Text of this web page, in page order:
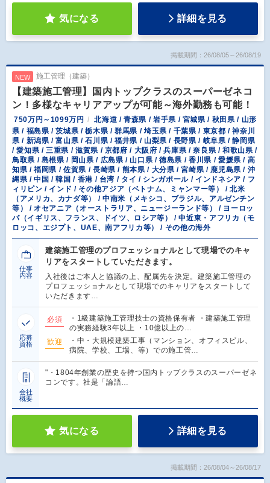
気になる 詳細を見る
掲載期間：26/08/05～26/08/19
NEW 施工管理（建築）
【建築施工管理】国内トップクラスのスーパーゼネコ
ン！多様なキャリアアップが可能～海外勤務も可能！
750万円～1099万円
北海道 / 青森県 / 岩手県 / 宮城県 / 秋田県 / 山形
県 / 福島県 / 茨城県 / 栃木県 / 群馬県 / 埼玉県 / 千葉県 / 東京都 / 神奈川
県 / 新潟県 / 富山県 / 石川県 / 福井県 / 山梨県 / 長野県 / 岐阜県 / 静岡県
/ 愛知県 / 三重県 / 滋賀県 / 京都府 / 大阪府 / 兵庫県 / 奈良県 / 和歌山県 /
鳥取県 / 島根県 / 岡山県 / 広島県 / 山口県 / 徳島県 / 香川県 / 愛媛県 / 高
知県 / 福岡県 / 佐賀県 / 長崎県 / 熊本県 / 大分県 / 宮崎県 / 鹿児島県 / 沖
縄県 / 中国 / 韓国 / 香港 / 台湾 / タイ / シンガポール / インドネシア / フ
ィリピン / インド / その他アジア（ベトナム、ミャンマー等） / 北米
（アメリカ、カナダ等） / 中南米（メキシコ、ブラジル、アルゼンチン
等） / オセアニア（オーストラリア、ニュージーランド等） / ヨーロッ
パ（イギリス、フランス、ドイツ、ロシア等） / 中近東・アフリカ（モ
ロッコ、エジプト、UAE、南アフリカ等） / その他の海外
仕事
内容
建築施工管理のプロフェッショナルとして現場でのキャ
リアをスタートしていただきます。
入社後はご本人と協議の上、配属先を決定。建築施工管理の
プロフェッショナルとして現場でのキャリアをスタートして
いただきます…
応募
資格
必須
・1級建築施工管理技士の資格保有者 ・建築施工管理
の実務経験3年以上 ・10億以上の…
歓迎
・中・大規模建築工事（マンション、オフィスビル、
病院、学校、工場、等）での施工管…
会社
概要
"・1804年創業の歴史を持つ国内トップクラスのスーパーゼネ
コンです。社是「論語…
気になる 詳細を見る
掲載期間：26/08/04～26/08/17